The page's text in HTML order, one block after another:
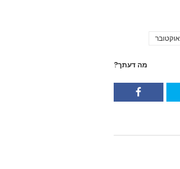
אוקטובר
מה דעתך?